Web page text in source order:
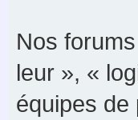
Nos
leur », «
équipes de